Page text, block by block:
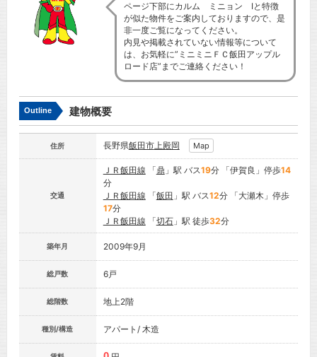
ページ下部にカルム ミニョン Ⅰと特徴
が似た物件をご案内しておりますので、是
非一度ご覧になってください。
内見や掲載されていない情報等について
は、お気軽に”ミニミニＦＣ飯田アップル
ロード店”までご連絡ください！
Outline 建物概要
住所 長野県飯田市上殿岡 Map
交通
ＪＲ飯田線 「鼎 」駅 バス19分 「伊賀良」停歩14
分
ＪＲ飯田線 「飯田 」駅 バス12分 「大瀬木」停歩
17分
ＪＲ飯田線 「切石」駅 徒歩32分
築年月 2009年9月
総戸数 6戸
総階数 地上2階
種別/構造 アパート/ 木造